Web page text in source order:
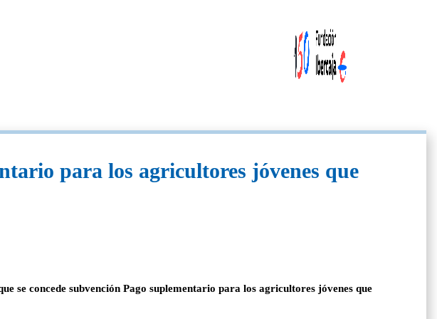
para los agricultores jóvenes que
se concede subvención Pago suplementario para los agricultores jóvenes que